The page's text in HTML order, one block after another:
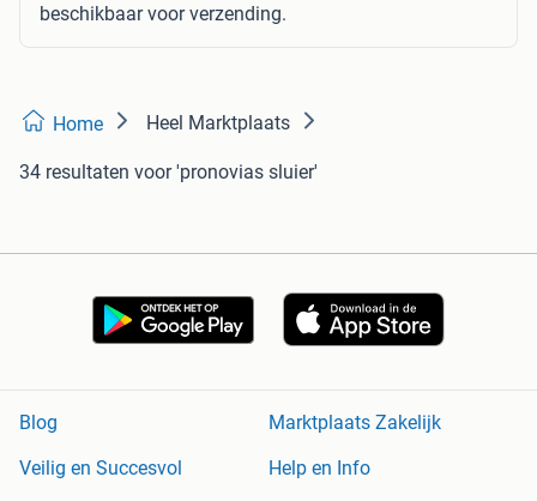
beschikbaar voor verzending.
Home Heel Marktplaats
34 resultaten voor 'pronovias sluier'
Blog
Marktplaats Zakelijk
Veilig en Succesvol
Help en Info